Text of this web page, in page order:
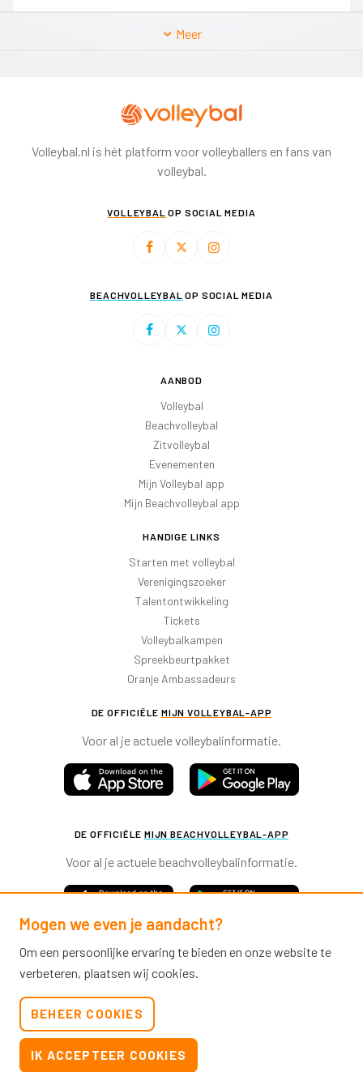
Meer
Volleybal.nl is hét platform voor volleyballers en fans van
volleybal.
VOLLEYBAL OP SOCIAL MEDIA
BEACHVOLLEYBAL OP SOCIAL MEDIA
AANBOD
Volleybal
Beachvolleybal
Zitvolleybal
Evenementen
Mijn Volleybal app
Mijn Beachvolleybal app
HANDIGE LINKS
Starten met volleybal
Verenigingszoeker
Talentontwikkeling
Tickets
Volleybalkampen
Spreekbeurtpakket
Oranje Ambassadeurs
DE OFFICIËLE MIJN VOLLEYBAL-APP
Voor al je actuele volleybalinformatie.
DE OFFICIËLE MIJN BEACHVOLLEYBAL-APP
Voor al je actuele beachvolleybalinformatie.
Nieuwsbrieven
Mogen we even je aandacht?
Om een persoonlijke ervaring te bieden en onze website te
verbeteren, plaatsen wij cookies.
BEHEER COOKIES
IK ACCEPTEER COOKIES